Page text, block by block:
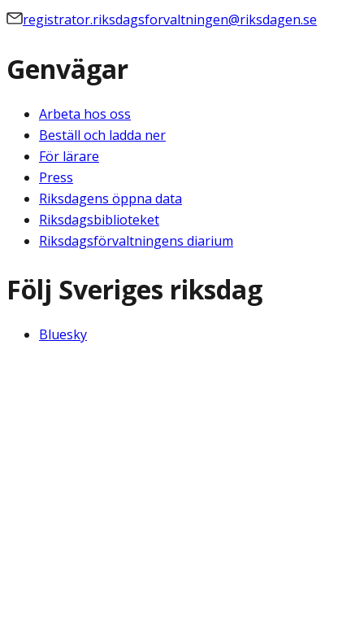
registrator.riksdagsforvaltningen@riksdagen.se
Genvägar
Arbeta hos oss
Beställ och ladda ner
För lärare
Press
Riksdagens öppna data
Riksdagsbiblioteket
Riksdagsförvaltningens diarium
Följ Sveriges riksdag
Bluesky